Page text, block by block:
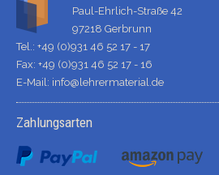
Paul-Ehrlich-Straße 42
97218 Gerbrunn
Tel.: +49 (0)931 46 52 17 - 17
Fax: +49 (0)931 46 52 17 - 16
E-Mail: info@lehrermaterial.de
Zahlungsarten